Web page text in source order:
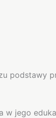
podstawy
jego